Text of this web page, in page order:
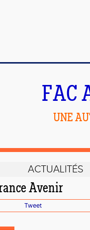
FAC
UNE
ACTUALITÉS
Avenir
Tweet